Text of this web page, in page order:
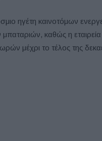
ηγέτη καινοτόμων
καθώς η
μέχρι το τέλος της